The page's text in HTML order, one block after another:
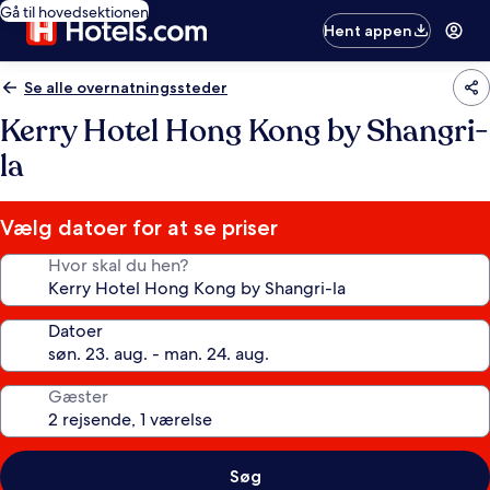
Gå til hovedsektionen
Hent appen
Se alle overnatningssteder
Kerry Hotel Hong Kong by Shangri-
la
Vælg datoer for at se priser
Hvor skal du hen?
Datoer
Gæster
Søg